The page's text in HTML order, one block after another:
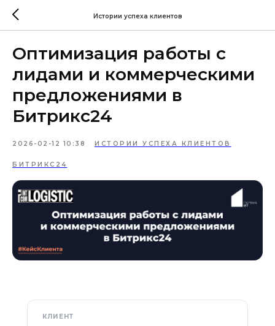
Истории успеха клиентов
Оптимизация работы с
лидами и коммерческими
предложениями в
Битрикс24
2026-02-12 10:38 ИСТОРИИ УСПЕХА КЛИЕНТОВ
БИТРИКС24
КЛИЕНТ